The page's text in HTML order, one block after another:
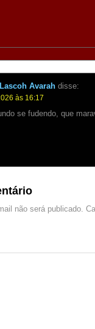
Avarah disse:
às 16:17
se fudendo, que
não será publicado.